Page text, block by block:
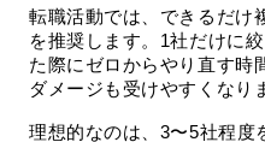
転職活動では、できるだけ
を推奨します。1社だけに
た際にゼロからやり直す時
ダメージも受けやすくなり
理想的なのは、3〜5社程度